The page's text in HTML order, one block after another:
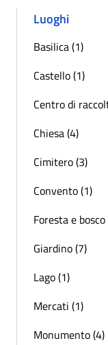
Luoghi
Basilica (1)
Castello (1)
Centro di
Chiesa (4)
Cimitero (3)
Convento (1)
Foresta e bosco
Giardino (7)
Lago (1)
Mercati (1)
Monumento (4)